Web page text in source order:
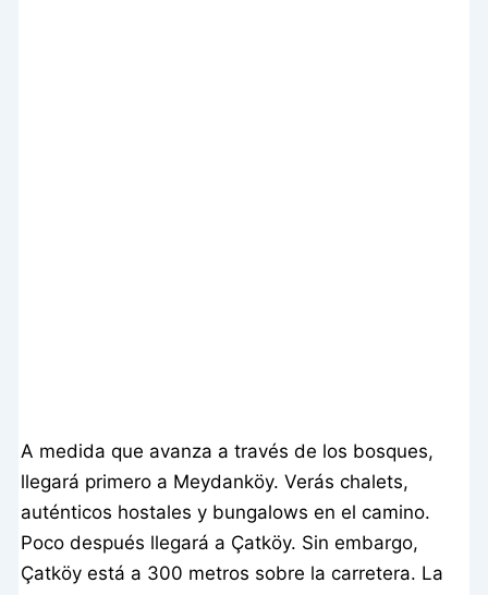
A medida que avanza a través de los bosques,
llegará primero a Meydanköy. Verás chalets,
auténticos hostales y bungalows en el camino.
Poco después llegará a Çatköy. Sin embargo,
Çatköy está a 300 metros sobre la carretera. La